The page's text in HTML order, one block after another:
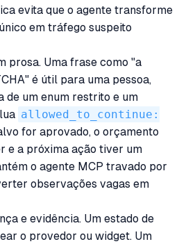
evita que o agente transforme
em tráfego suspeito
prosa. Uma frase como "a
é útil para uma pessoa,
de um enum restrito e um
allowed_to_continue:
for aprovado, o orçamento
e a próxima ação tiver um
o agente MCP travado por
observações vagas em
e evidência. Um estado de
o provedor ou widget. Um